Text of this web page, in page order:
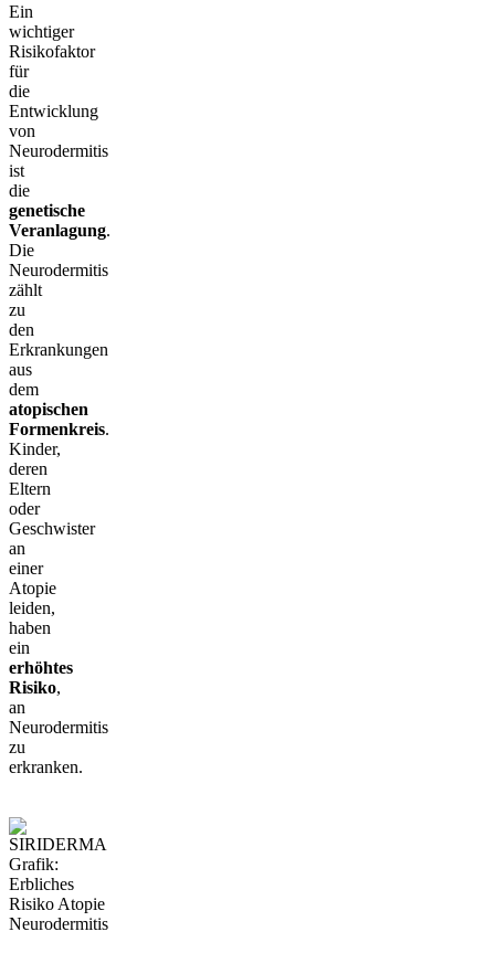
Ein
wichtiger
Risikofaktor
für
die
Entwicklung
von
Neurodermitis
ist
die
genetische
Veranlagung.
Die
Neurodermitis
zählt
zu
den
Erkrankungen
aus
dem
atopischen
Formenkreis.
Kinder,
deren
Eltern
oder
Geschwister
an
einer
Atopie
leiden,
haben
ein
erhöhtes
Risiko,
an
Neurodermitis
zu
erkranken.